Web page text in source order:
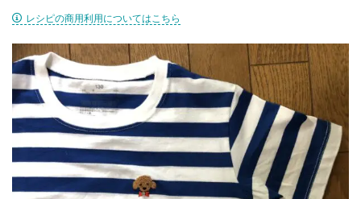
レシピの商用利用についてはこちら